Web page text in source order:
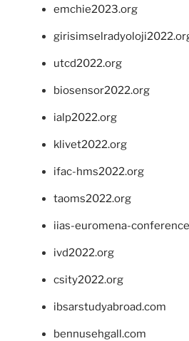
emchie2023.org
utcd2022.org
biosensor2022.org
ialp2022.org
klivet2022.org
ifac-hms2022.org
taoms2022.org
iias-euromena-
ivd2022.org
csity2022.org
ibsarstudyabroad.com
bennusehgall.com